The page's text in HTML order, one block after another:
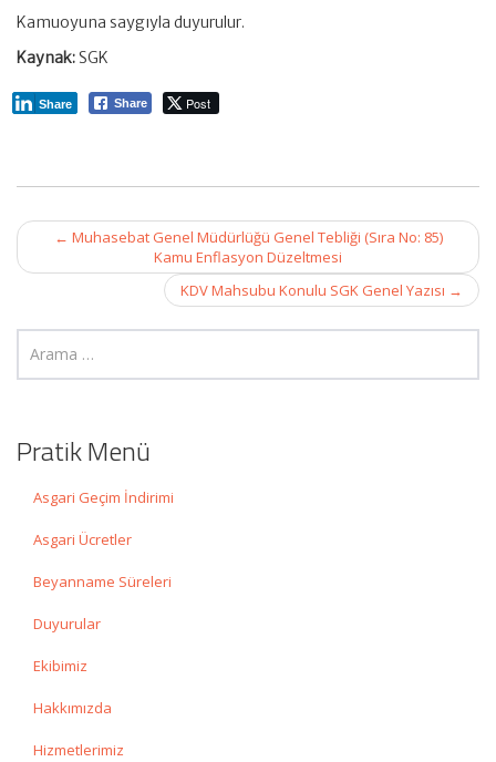
Kamuoyuna saygıyla duyurulur.
Kaynak:SGK
Share Post
Share
Post
navigation
← Muhasebat Genel Müdürlüğü Genel Tebliği (Sıra No: 85)
Kamu Enflasyon Düzeltmesi
KDV Mahsubu Konulu SGK Genel Yazısı →
Pratik Menü
Asgari Geçim İndirimi
Asgari Ücretler
Beyanname Süreleri
Duyurular
Ekibimiz
Hakkımızda
Hizmetlerimiz